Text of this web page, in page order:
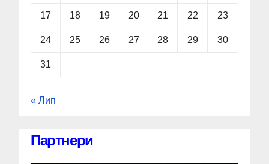
17 18 19 20 21 22 23
24 25 26 27 28 29 30
31
« Лип
Партнери